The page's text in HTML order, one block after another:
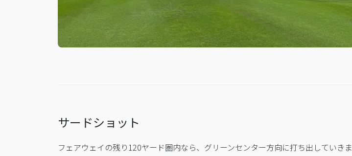
サードショット
フェアウェイの残り120ヤード圏内なら、グリーンセンター方向に打ち出していきま